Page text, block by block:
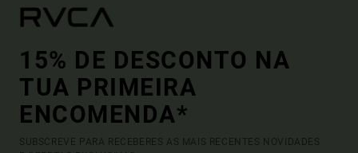
15% DE DESCONTO NA
TUA PRIMEIRA
ENCOMENDA*
SUBSCREVE PARA RECEBERES AS MAIS RECENTES NOVIDADES